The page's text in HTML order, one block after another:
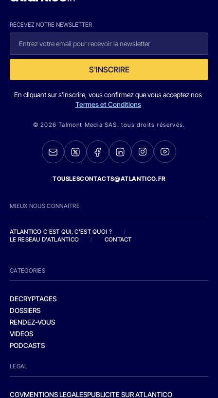
RECEVEZ NOTRE NEWSLETTER
S'INSCRIRE
En cliquant sur s'inscrire, vous confirmez que vous acceptez nos
Termes et Conditions
© 2026 Talmont Media SAS. tous droits réservés.
TOUSLESCONTACTS@ATLANTICO.FR
MIEUX NOUS CONNAITRE
ATLANTICO C'EST QUI, C'EST QUOI ?
/
LE RESEAU D'ATLANTICO
/ CONTACT
CATEGORIES
DECRYPTAGES
DOSSIERS
RENDEZ-VOUS
VIDEOS
PODCASTS
LEGAL
CGVMENTIONS LEGALESPUBLICITE SUR ATLANTICO